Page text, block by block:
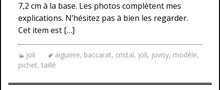
7,2 cm à la base. Les photos complètent mes
explications. N’hésitez pas à bien les regarder.
Cet item est […]
joli aiguiere, baccarat, cristal, joli, juvisy, modèle,
pichet, taillé